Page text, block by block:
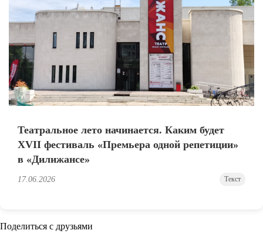
Театральное лето начинается. Каким будет
XVII фестиваль «Премьера одной репетиции»
в «Дилижансе»
17.06.2026 Текст
Поделиться с друзьями